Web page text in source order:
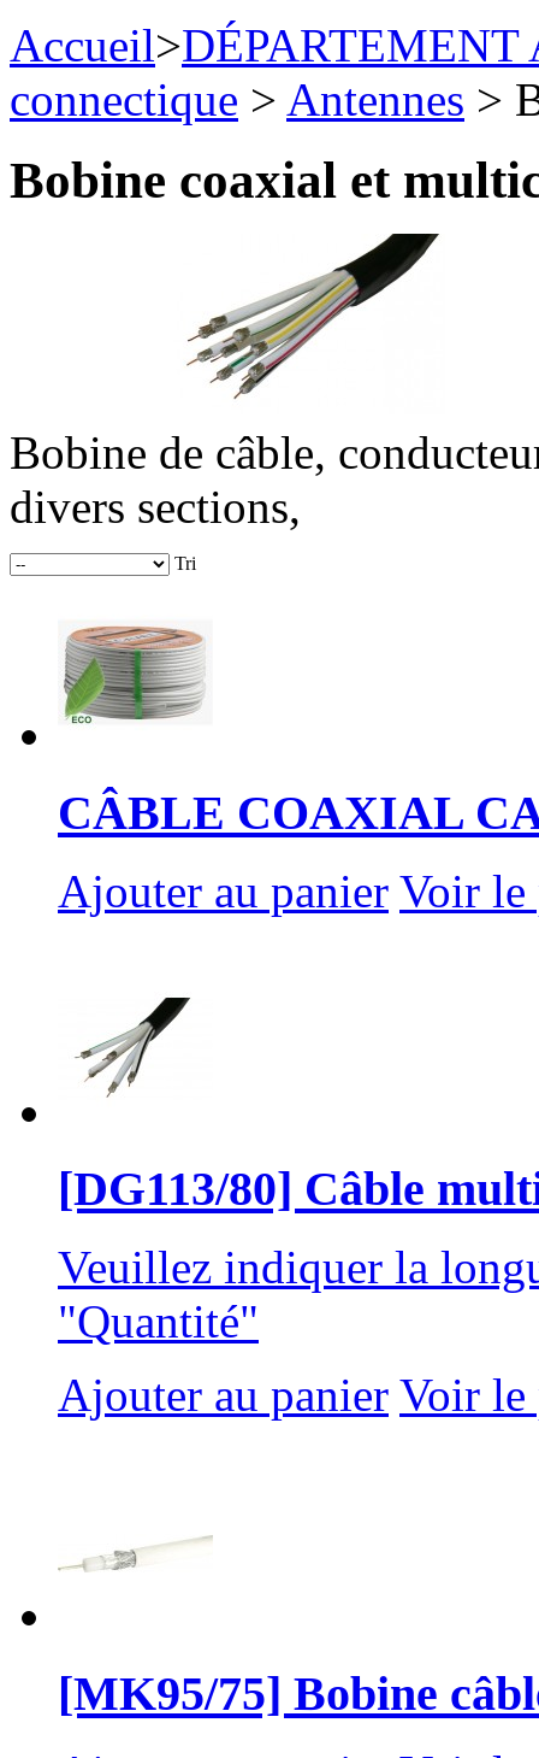
Accueil>DÉPARTEMENT
connectique > Antennes >
Bobine coaxial et
Bobine de câble,
divers sections,
Tri
CÂBLE COAXIAL
Ajouter au panier Voir le
[DG113/80] Câble
Veuillez indiquer la
"Quantité"
Ajouter au panier Voir le
[MK95/75] Bobine